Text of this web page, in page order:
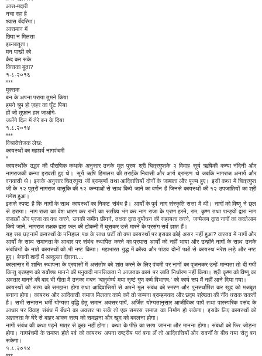
आस-मदारी
नचा रहा है
श्वास बँदरिया।
आसमान में
छिपा न मिलता
इब्नबतूता।
मन पाखी को
कैद कर सके
किसका बूता?
१-८-२०१६
***
मुक्तक
बन के अपना पराया तुमने किया
हमने चुप हो ज़हर का घूँट पिया
हों जो तूफ़ान हार जाओगे-
जलेंगे दिल में तेरे बन के दिया
१.८.२०१४
***
विचारोत्तेजक लेख:
कायस्थों का महापर्व नागपंचमी
*
कायस्थोंके उद्भव की पौराणिक कथाके अनुसार उनके मूल पुरुष श्री चित्रगुप्तके २ विवाह सूर्य ऋषिकी कन्या नंदिनी और
नागराजकी कन्या इरावती हुए थे। सूर्य ऋषि हिमालय की तराईके निवासी और आर्य ब्राम्हण थे जबकि नागराज अनार्य और
वनवासी थे। इसके अनुसार चित्रगुप्त जी ब्राम्हणों तथा आदिवासियों दोनों के जामाता और पूज्य हुए। इसी कथा में चित्रगुप्त
जी के १२ पुत्रों नागराज वासुकि की १२ कन्याओं से साथ किये जाने का वर्णन है जिनसे कायस्थों की १२ उपजातियों का श्री
गणेश हुआ।
इससे स्पष्ट है कि नागों के साथ कायस्थॉ का निकट संबंध है। आर्यों के पूर्व नाग संस्कृति सत्ता में थी। नागों को विष्णु ने छ्ल
से हराया। नाग राजा का वेश धारण कर रानी का सतीत्व भंग कर नाग राजा के प्राण हरने, राम, कृष्ण तथा पान्ड्वों द्वारा नाग
राजाओं और प्रजा का वध करने, उनकी जमीन छीनने, तक्षक द्वारा दुर्योधन की सहायता करने, जन्मेजय द्वारा नागों का कत्लेआम
किये जाने, नागराज तक्षक द्वारा फल की टोकनी में घुसकर उसे मारने के प्रसंग सर्व ज्ञात हैं।
यह सब घट्नायें कयस्थों के ननिहाल पक्ष के साथ घटीं तो क्या कायस्थों पर इसका कोई असर नहीं हुआ? वास्तव में नागों और
आर्यों के साथ समानता के आधार पर संबंध स्थापित करने का प्रयास आर्यों को नहीं भाया और उन्होंने नागों के साथ उनके
संबंधियों के नाते कायस्थों को भी नष्ट किया। महाभारत युद्ध में कौरव और पांडव दोनों पक्षों से कायस्थ नरेश लड़े और नष्ट
हुए। बेगानी शादी में अब्दुल्ला दीवाना....
कालान्तर में शान्ति स्थापना के प्रयासों में असंतोष को शांत करने के लिए पंचमी पर नागों का पूजनकर उन्हें मान्यता तो दी गयी
किन्तु ब्राम्हण को सर्वोच्च मानने की मनुवादी मानसिकता ने आजतक कार्य पर जाति निर्धारण नहीं किया। श्री कृष्ण को विष्णु का
अवतार मानने की बाद भी गीता में उनका वचन 'चातुर्वर्ण्य मया सृष्टं गुण कर्म विभागष:' को कार्य रूप में नहीं आने दिया गया।
कायस्थों को सत्य को समझना होगा तथा आदिवासियों से अपने मूल संबंध को स्मरण और पुनर्स्थापित कर खुद को मजबूत
बनाना होगा। कायस्थ और आदिवासी समाज मिलकर कार्य करें तो जन्मना ब्राम्हणवाद और छद्म श्रेष्ठता की नींव धसक सकती
है। सभी सनातन धर्मी योग्यता वृद्धि हेतु समान अवसर पायें, अर्जित योग्यतानुसार आजीविका पायें तथा पारस्परिक पसंद के
आधार पर विवाह संबंध में बँधने का अवसर पा सकें तो एक समरस समाज का निर्माण हो सकेगा। इसके लिए कायस्थों को
अज्ञानता के घेरे से बाहर आकर सत्य को समझना और खुद को बदलना होगा।
नागों संबंध की कथा पढ़ने मात्र से कुछ नहीं होगा। कथा के पीछे का सत्य जानना और मानना होगा। संबंधों को फिर जोड़ना
होगा। नागपंचमी के समाप्त होते पर्व को कायस्थ अपना राष्ट्रीय पर्व बना लें तो आदिवासियों और सवर्णों के बीच नया सेतु बन
सकेगा।
१.८.२०१४